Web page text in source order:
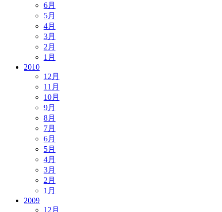
6月
5月
4月
3月
2月
1月
2010
12月
11月
10月
9月
8月
7月
6月
5月
4月
3月
2月
1月
2009
12月